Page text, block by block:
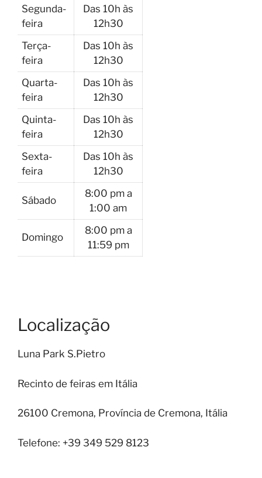
Segunda-
feira
Das 10h às
12h30
Terça-
feira
Das 10h às
12h30
Quarta-
feira
Das 10h às
12h30
Quinta-
feira
Das 10h às
12h30
Sexta-
feira
Das 10h às
12h30
Sábado
8:00 pm a
1:00 am
Domingo
8:00 pm a
11:59 pm
Localização
Luna Park S.Pietro
Recinto de feiras em Itália
26100 Cremona, Província de Cremona, Itália
Telefone: +39 349 529 8123